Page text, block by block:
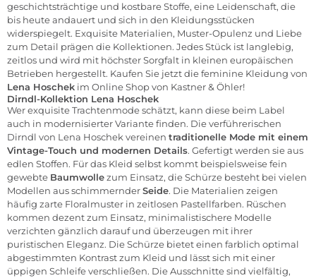
geschichtsträchtige und kostbare Stoffe, eine Leidenschaft, die
bis heute andauert und sich in den Kleidungsstücken
widerspiegelt. Exquisite Materialien, Muster-Opulenz und Liebe
zum Detail prägen die Kollektionen. Jedes Stück ist langlebig,
zeitlos und wird mit höchster Sorgfalt in kleinen europäischen
Betrieben hergestellt. Kaufen Sie jetzt die feminine Kleidung von
Lena Hoschek im Online Shop von Kastner & Öhler!
Dirndl-Kollektion Lena Hoschek
Wer exquisite Trachtenmode schätzt, kann diese beim Label
auch in modernisierter Variante finden. Die verführerischen
Dirndl von Lena Hoschek vereinen traditionelle Mode mit einem
Vintage-Touch und modernen Details. Gefertigt werden sie aus
edlen Stoffen. Für das Kleid selbst kommt beispielsweise fein
gewebte Baumwollezum Einsatz, die Schürze besteht bei vielen
Modellen aus schimmernderSeide. Die Materialien zeigen
häufig zarte Floralmuster in zeitlosen Pastellfarben. Rüschen
kommen dezent zum Einsatz, minimalistischere Modelle
verzichten gänzlich darauf und überzeugen mit ihrer
puristischen Eleganz. Die Schürze bietet einen farblich optimal
abgestimmten Kontrast zum Kleid und lässt sich mit einer
üppigen Schleife verschließen. Die Ausschnitte sind vielfältig,